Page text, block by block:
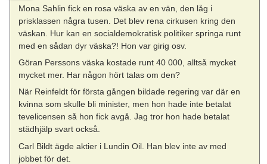
Mona Sahlin fick en rosa väska av en vän, den låg i
prisklassen några tusen. Det blev rena cirkusen kring den
väskan. Hur kan en socialdemokratisk politiker springa runt
med en sådan dyr väska?! Hon var girig osv.
Göran Perssons väska kostade runt 40 000, alltså mycket
mycket mer. Har någon hört talas om den?
När Reinfeldt för första gången bildade regering var där en
kvinna som skulle bli minister, men hon hade inte betalat
tevelicensen så hon fick avgå. Jag tror hon hade betalat
städhjälp svart också.
Carl Bildt ägde aktier i Lundin Oil. Han blev inte av med
jobbet för det.